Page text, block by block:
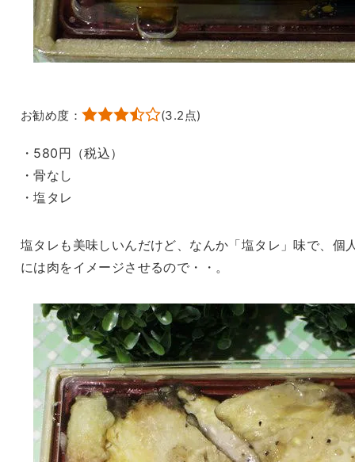
お勧め度： (3.2 点)
・580円（税込）
・骨なし
・塩タレ
塩タレも美味しいんだけど、なんか「塩タレ」味で、個
には肉をイメージさせるので・・。